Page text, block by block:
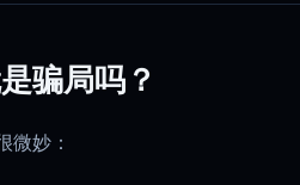
骗局吗？
微妙：